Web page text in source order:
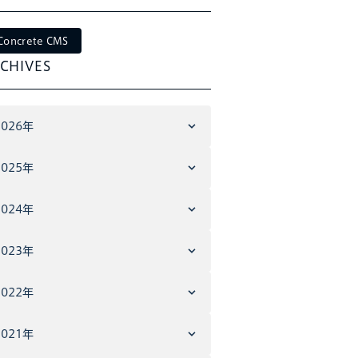
CMS
年
年
年
年
年
年